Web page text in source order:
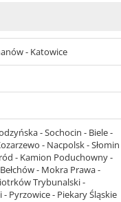
- Katowice
- Sochocin - Biele -
- Nacpolsk - Słomin
- Kamion Poduchowny -
- Mokra Prawa -
Trybunalski -
Pyrzowice - Piekary Śląskie